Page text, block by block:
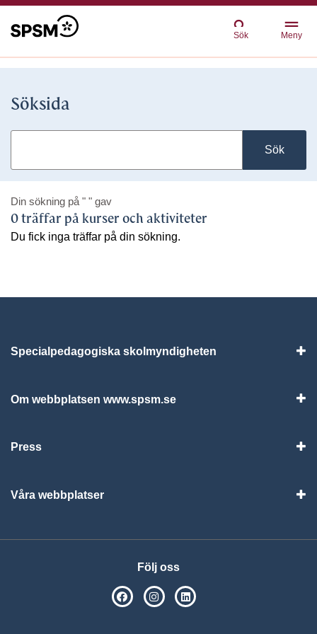
Sök Meny
Söksida
Sök
Din sökning på " " gav
0 träffar på kurser och aktiviteter
Du fick inga träffar på din sökning.
Specialpedagogiska skolmyndigheten
Om webbplatsen www.spsm.se
Press
Våra webbplatser
Följ oss
SPSM på Facebook
SPSM på Instagram